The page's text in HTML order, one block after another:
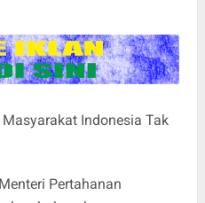
Indonesia Tak
Pertahanan